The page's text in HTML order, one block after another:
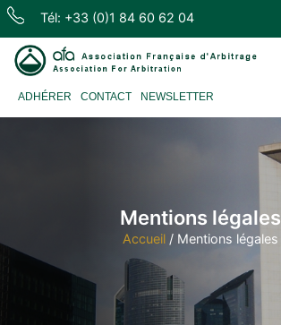
Skip
content
Tél: +33 (0)1 84 60 62 04
ADHÉRER CONTACT NEWSLETTER
Mentions légales
Accueil / Mentions légales